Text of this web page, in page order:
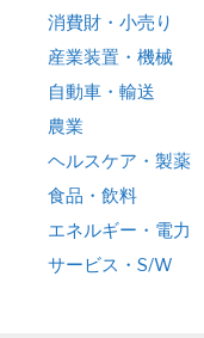
消費財・小売り
産業装置・機械
自動車・輸送
農業
ヘルスケア・製薬
食品・飲料
エネルギー・電力
サービス・S/W